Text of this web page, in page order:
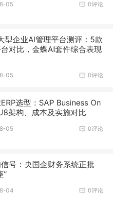
0评论
05
型企业AI管理平台测评：5款
对比，金蝶AI套件综合表现
0评论
05
选型：SAP Business On
架构、成本及实施对比
0评论
05
号：央国企财务系统正批
”
0评论
04